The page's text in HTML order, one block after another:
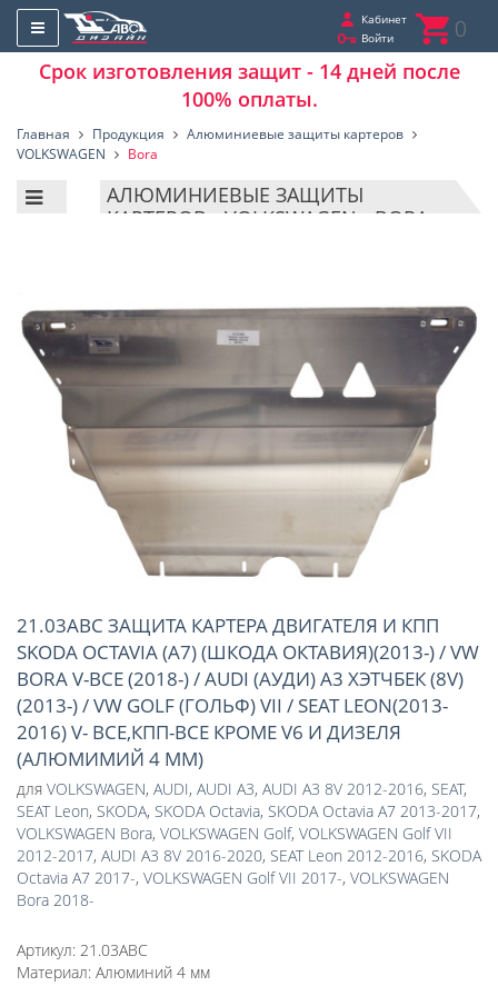
Кабинет
Войти
0
Срок изготовления защит - 14 дней после
100% оплаты.
Главная Продукция
Алюминиевые защиты картеров
VOLKSWAGEN
Bora
АЛЮМИНИЕВЫЕ ЗАЩИТЫ
КАРТЕРОВ - VOLKSWAGEN - BORA
21.03ABC ЗАЩИТА КАРТЕРА ДВИГАТЕЛЯ И КПП
SKODA OCTAVIA (A7) (ШКОДА ОКТАВИЯ)(2013-) / VW
BORA V-ВСЕ (2018-) / AUDI (АУДИ) A3 ХЭТЧБЕК (8V)
(2013-) / VW GOLF (ГОЛЬФ) VII / SEAT LEON(2013-
2016) V- ВСЕ,КПП-ВСЕ КРОМЕ V6 И ДИЗЕЛЯ
(АЛЮМИМИЙ 4 ММ)
для VOLKSWAGEN, AUDI, AUDI A3, AUDI A3 8V 2012-2016, SEAT,
SEAT Leon, SKODA, SKODA Octavia, SKODA Octavia A7 2013-2017,
VOLKSWAGEN Bora, VOLKSWAGEN Golf, VOLKSWAGEN Golf VII
2012-2017, AUDI A3 8V 2016-2020, SEAT Leon 2012-2016, SKODA
Octavia A7 2017-, VOLKSWAGEN Golf VII 2017-, VOLKSWAGEN
Bora 2018-
Артикул: 21.03ABC
Материал: Алюминий 4 мм